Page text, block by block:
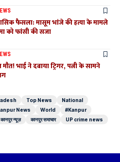
फैसला: मासूम भांजे की हत्या के मामले
को फांसी की सजा
भाई ने दबाया ट्रिगर, पत्नी के सामने
Top News
National
News World
#Kanpur
कानपुर न्यूज़ कानपुर समाचार UP crime news